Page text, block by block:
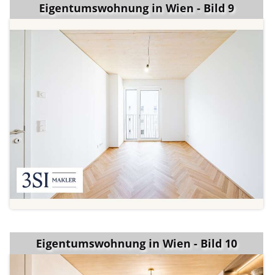
Eigentumswohnung in Wien - Bild 9
Eigentumswohnung in Wien - Bild 10